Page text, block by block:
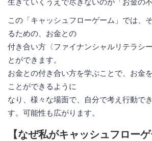
この「キャッシュフローゲーム」では、
るための、お金との
付き合い方〈ファイナンシャルリテラシ
とができます。
お金との付き合い方を学ぶことで、お金
ことができるように
なり、様々な場面で、自分で考え行動で
す。可能性も広がります。
【なぜ私がキャッシュフロー